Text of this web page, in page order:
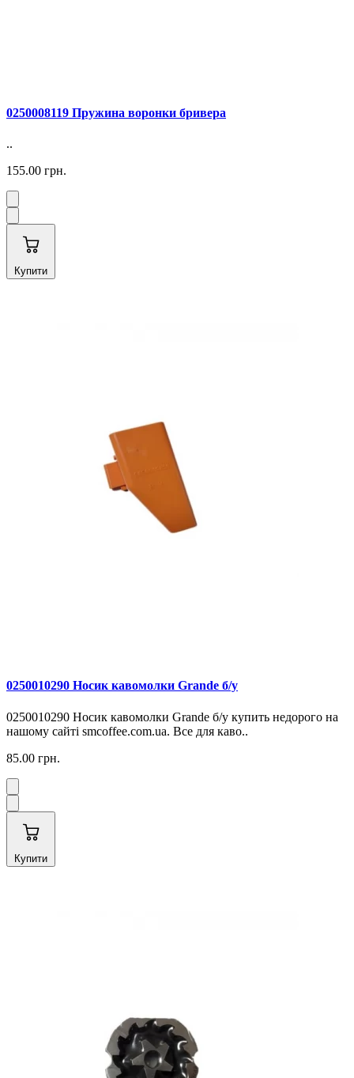
0250008119 Пружина воронки бривера
..
155.00 грн.
Купити
0250010290 Носик кавомолки Grande б/у
0250010290 Носик кавомолки Grande б/у купить недорого на
нашому сайті smcoffee.com.ua. Все для каво..
85.00 грн.
Купити